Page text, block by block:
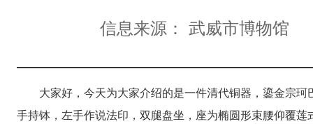
信息来源： 武威市博物馆
大家好，今天为大家介绍的是一件清代铜器，鎏金宗
手持钵，左手作说法印，双腿盘坐，座为椭圆形束腰仰覆